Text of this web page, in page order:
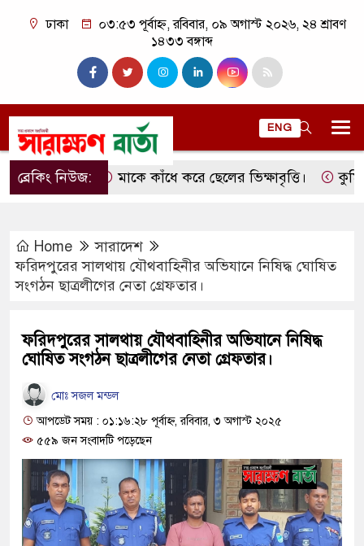
ঢাকা
০৩:৫৩ পূর্বাহ্ন, রবিবার, ০৯ অগাস্ট ২০২৬, ২৪ শ্রাবণ
১৪৩৩ বঙ্গাব্দ
ENG
ব্রেকিং নিউজ:মাকে কাঁধে করে ছেলের ভিক্ষাবৃত্তি। কুমিল্লার
Home
সারাদেশ
ফরিদপুরের সালথায় যৌথবাহিনীর অভিযানে নিষিদ্ধ ঘোষিত
সংগঠন ছাত্রলীগের নেতা গ্রেফতার।
ফরিদপুরের সালথায় যৌথবাহিনীর অভিযানে নিষিদ্ধ
ঘোষিত সংগঠন ছাত্রলীগের নেতা গ্রেফতার।
মোঃ সজল মন্ডল
আপডেট সময় : ০১:১৬:২৮ পূর্বাহ্ন, রবিবার, ৩ অগাস্ট ২০২৫
৫৫৯ জন সংবাদটি পড়েছেন